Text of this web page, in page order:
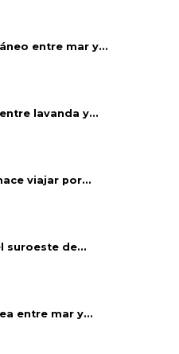
entre mar y...
lavanda y...
viajar por...
suroeste de...
entre mar y...